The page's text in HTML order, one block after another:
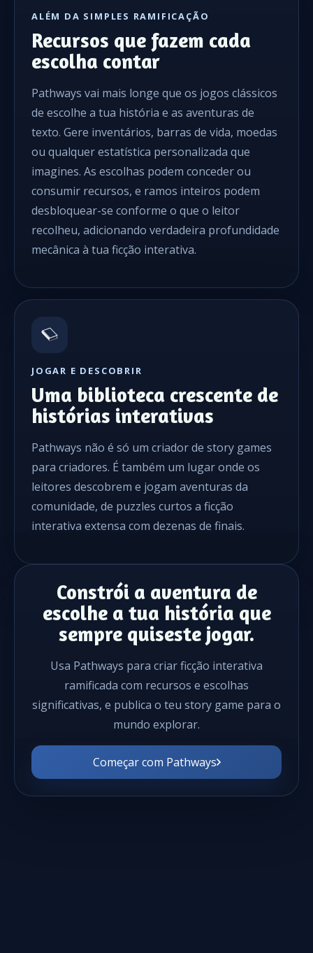
ALÉM DA SIMPLES RAMIFICAÇÃO
Recursos que fazem cada
escolha contar
Pathways vai mais longe que os jogos clássicos
de escolhe a tua história e as aventuras de
texto. Gere inventários, barras de vida, moedas
ou qualquer estatística personalizada que
imagines. As escolhas podem conceder ou
consumir recursos, e ramos inteiros podem
desbloquear-se conforme o que o leitor
recolheu, adicionando verdadeira profundidade
mecânica à tua ficção interativa.
JOGAR E DESCOBRIR
Uma biblioteca crescente de
histórias interativas
Pathways não é só um criador de story games
para criadores. É também um lugar onde os
leitores descobrem e jogam aventuras da
comunidade, de puzzles curtos a ficção
interativa extensa com dezenas de finais.
Constrói a aventura de
escolhe a tua história que
sempre quiseste jogar.
Usa Pathways para criar ficção interativa
ramificada com recursos e escolhas
significativas, e publica o teu story game para o
mundo explorar.
Começar com Pathways